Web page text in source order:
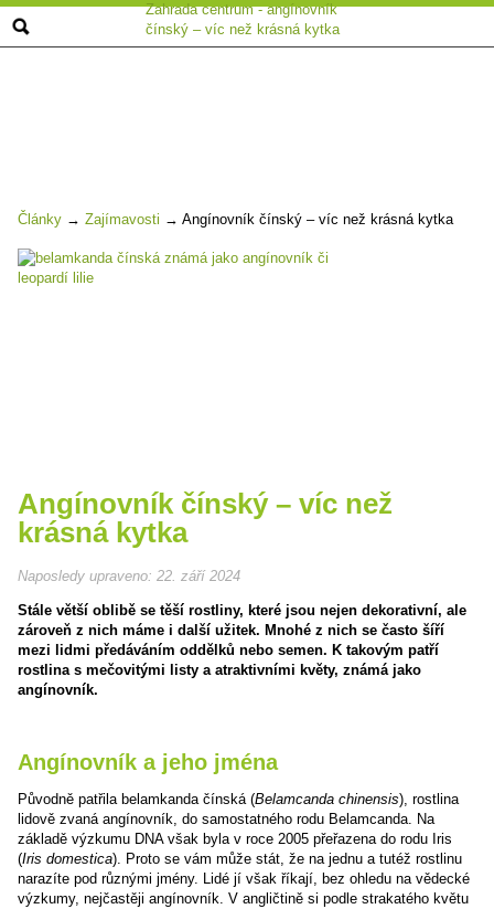
Zahrada centrum - angínovník
čínský – víc než krásná kytka
Články → Zajímavosti → Angínovník čínský – víc než krásná kytka
Angínovník čínský – víc než
krásná kytka
Naposledy upraveno: 22. září 2024
Stále větší oblibě se těší rostliny, které jsou nejen dekorativní, ale
zároveň z nich máme i další užitek. Mnohé z nich se často šíří
mezi lidmi předáváním oddělků nebo semen. K takovým patří
rostlina s mečovitými listy a atraktivními květy, známá jako
angínovník.
Angínovník a jeho jména
Původně patřila belamkanda čínská (Belamcanda chinensis), rostlina
lidově zvaná angínovník, do samostatného rodu Belamcanda. Na
základě výzkumu DNA však byla v roce 2005 přeřazena do rodu Iris
(Iris domestica). Proto se vám může stát, že na jednu a tutéž rostlinu
narazíte pod různými jmény. Lidé jí však říkají, bez ohledu na vědecké
výzkumy, nejčastěji angínovník. V angličtině si podle strakatého květu